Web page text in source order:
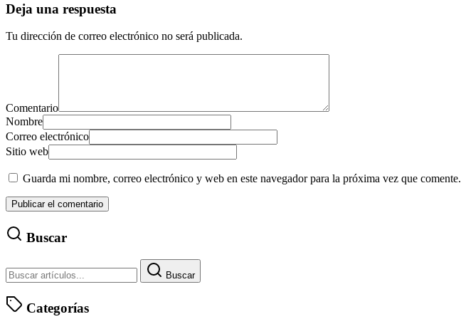
Deja una respuesta
Tu dirección de correo electrónico no será publicada.
Comentario
Nombre
Correo electrónico
Sitio web
Guarda mi nombre, correo electrónico y web en este navegador para la próxima vez que comente.
Buscar
Buscar
Categorías